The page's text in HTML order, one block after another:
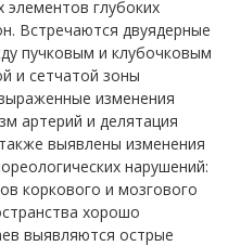
глубоких
Встречаются двуядерные
пучковым и клубочковым
и сетчатой зоны
изменения
артерий и делятация
выявлены изменения
нарушений:
коркового и мозгового
хорошо
выявляются острые